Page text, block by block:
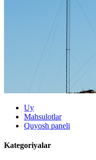
Uy
Mahsulotlar
Quyosh paneli
Kategoriyalar